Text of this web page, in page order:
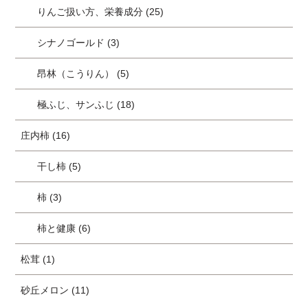
りんご扱い方、栄養成分 (25)
シナノゴールド (3)
昂林（こうりん） (5)
極ふじ、サンふじ (18)
庄内柿 (16)
干し柿 (5)
柿 (3)
柿と健康 (6)
松茸 (1)
砂丘メロン (11)